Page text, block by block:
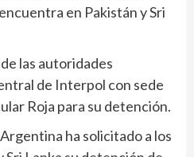
en Pakistán y Sri
las autoridades
de Interpol con sede
Roja para su detención.
ha solicitado a los